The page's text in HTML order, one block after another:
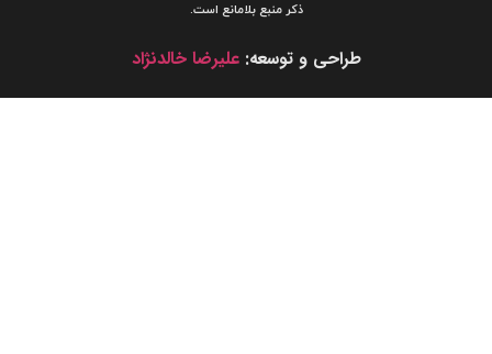
ذکر منبع بلامانع است.
طراحی و توسعه:علیرضا خالدنژاد